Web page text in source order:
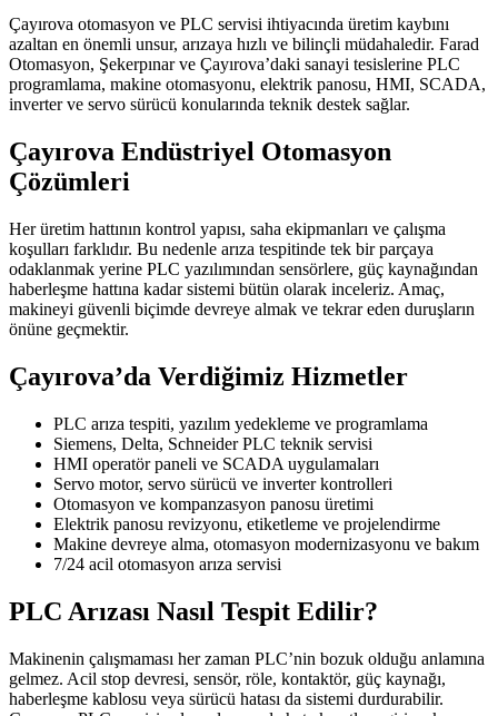
Çayırova otomasyon ve PLC servisi ihtiyacında üretim kaybını
azaltan en önemli unsur, arızaya hızlı ve bilinçli müdahaledir. Farad
Otomasyon, Şekerpınar ve Çayırova’daki sanayi tesislerine PLC
programlama, makine otomasyonu, elektrik panosu, HMI, SCADA,
inverter ve servo sürücü konularında teknik destek sağlar.
Çayırova Endüstriyel Otomasyon
Çözümleri
Her üretim hattının kontrol yapısı, saha ekipmanları ve çalışma
koşulları farklıdır. Bu nedenle arıza tespitinde tek bir parçaya
odaklanmak yerine PLC yazılımından sensörlere, güç kaynağından
haberleşme hattına kadar sistemi bütün olarak inceleriz. Amaç,
makineyi güvenli biçimde devreye almak ve tekrar eden duruşların
önüne geçmektir.
Çayırova’da Verdiğimiz Hizmetler
PLC arıza tespiti, yazılım yedekleme ve programlama
Siemens, Delta, Schneider PLC teknik servisi
HMI operatör paneli ve SCADA uygulamaları
Servo motor, servo sürücü ve inverter kontrolleri
Otomasyon ve kompanzasyon panosu üretimi
Elektrik panosu revizyonu, etiketleme ve projelendirme
Makine devreye alma, otomasyon modernizasyonu ve bakım
7/24 acil otomasyon arıza servisi
PLC Arızası Nasıl Tespit Edilir?
Makinenin çalışmaması her zaman PLC’nin bozuk olduğu anlamına
gelmez. Acil stop devresi, sensör, röle, kontaktör, güç kaynağı,
haberleşme kablosu veya sürücü hatası da sistemi durdurabilir.